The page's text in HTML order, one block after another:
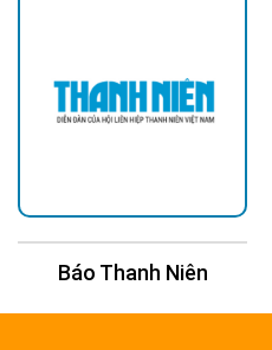
Báo Thanh Niên